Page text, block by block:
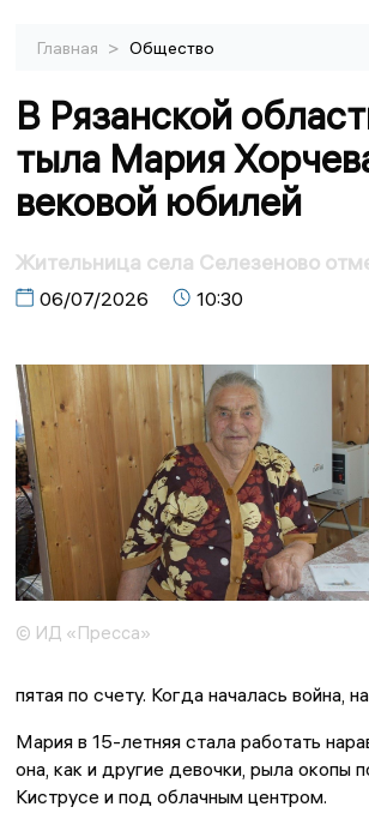
Главная > Общество
В Рязанской
тыла Мария
вековой юбилей
Жительница села Селезеново
06/07/2026 10:30
© ИД «Пресса»
пятая по счету. Когда началась война,
Мария в 15-летняя стала работать
она, как и другие девочки, рыла окопы
Киструсе и под облачным центром.